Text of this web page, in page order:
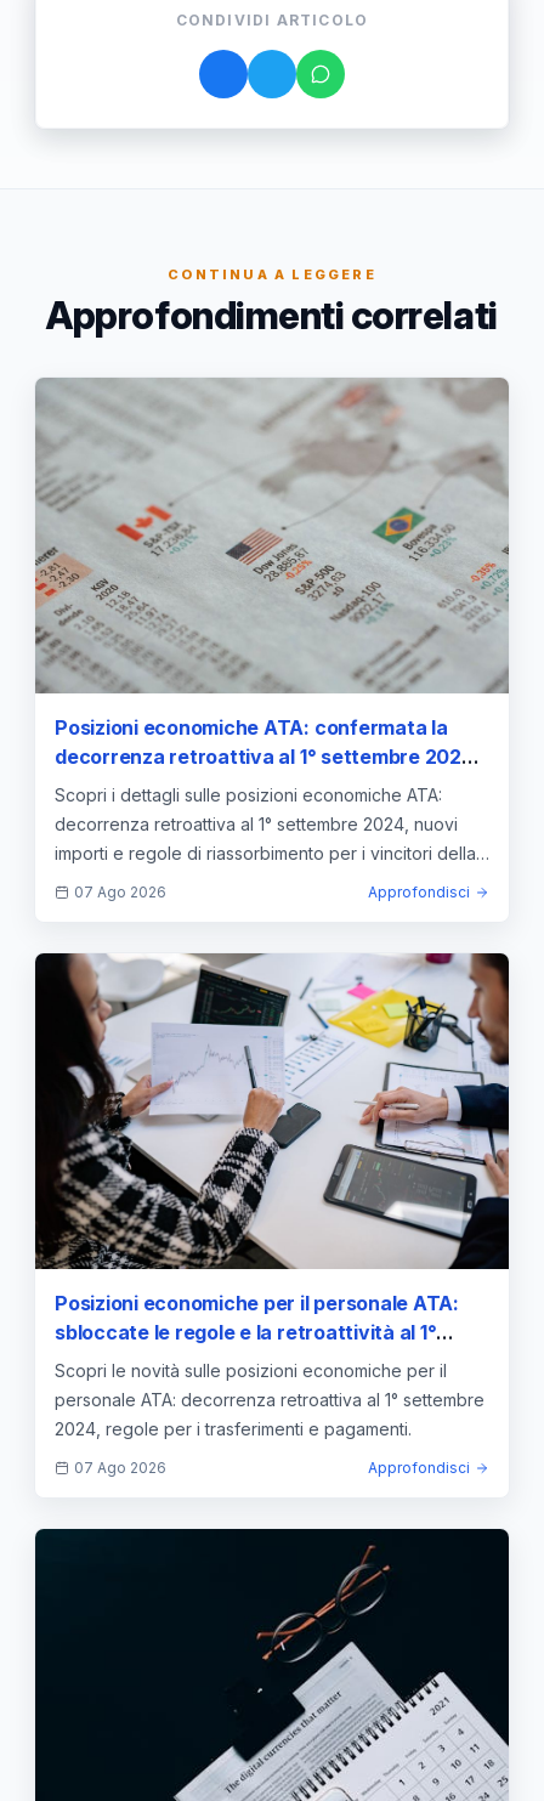
CONDIVIDI ARTICOLO
CONTINUA A LEGGERE
Approfondimenti correlati
Posizioni economiche ATA: confermata la
decorrenza retroattiva al 1° settembre 2024
per i vincitori della selezione
Scopri i dettagli sulle posizioni economiche ATA:
decorrenza retroattiva al 1° settembre 2024, nuovi
importi e regole di riassorbimento per i vincitori della
selezione.
07 Ago 2026 Approfondisci
Posizioni economiche per il personale ATA:
sbloccate le regole e la retroattività al 1°
settembre 2024
Scopri le novità sulle posizioni economiche per il
personale ATA: decorrenza retroattiva al 1° settembre
2024, regole per i trasferimenti e pagamenti.
07 Ago 2026 Approfondisci